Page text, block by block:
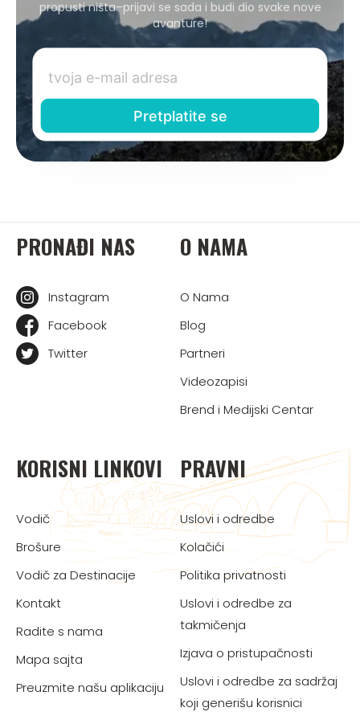
propusti ništa–prijavi se sada i budi dio svake nove
avanture!
PRONAĐI NAS
Instagram
Facebook
Twitter
O NAMA
O Nama
Blog
Partneri
Videozapisi
Brend i Medijski Centar
KORISNI LINKOVI
Vodič
Brošure
Vodič za Destinacije
Kontakt
Radite s nama
Mapa sajta
Preuzmite našu aplikaciju
PRAVNI
Uslovi i odredbe
Kolačići
Politika privatnosti
Uslovi i odredbe za
takmičenja
Izjava o pristupačnosti
Uslovi i odredbe za sadržaj
koji generišu korisnici